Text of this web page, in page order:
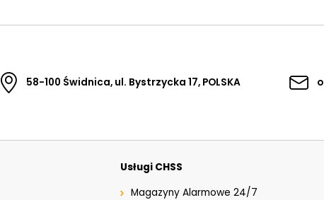
58-100 Świdnica, ul. Bystrzycka 17, POLSKA
Usługi CHSS
Magazyny Alarmowe 24/7